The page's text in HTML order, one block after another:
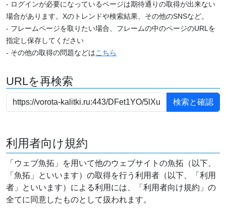
- ログインが必要になっているページは期待通りの取得が出来ない
場合があります。Xのトレンドや検索結果、その他のSNSなど。
- フレームページを取りたい場合、フレームの中のページのURLを
指定し保存してください
- その他の取得の問題などはこちら
URLを再検索
利用者向け規約
「ウェブ魚拓」を用いて他のウェブサイトの魚拓（以下、
「魚拓」といいます）の取得を行う利用者（以下、「利用
者」といいます）による利用には、「利用者向け規約」の
全てに同意したものとして扱われます。